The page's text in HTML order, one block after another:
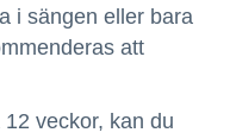
i sängen eller bara
att
veckor, kan du